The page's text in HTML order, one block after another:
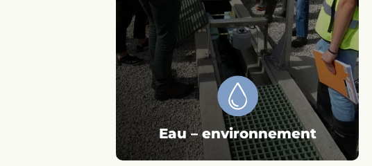
Eau – environnement